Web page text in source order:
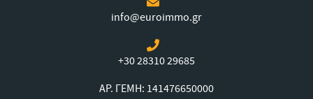
info@euroimmo.gr
+30 28310 29685
ΑΡ. ΓΕΜΗ: 141476650000